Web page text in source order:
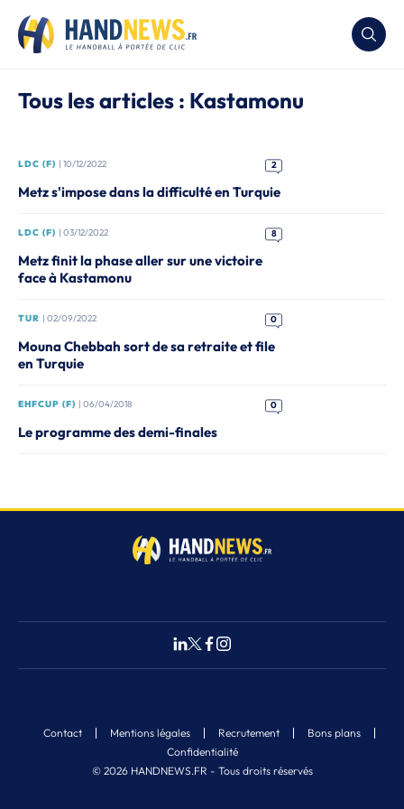
Tous les articles : Kastamonu
LDC (F) | 10/12/2022 2
Metz s'impose dans la difficulté en Turquie
LDC (F) | 03/12/2022 8
Metz finit la phase aller sur une victoire
face à Kastamonu
TUR | 02/09/2022 0
Mouna Chebbah sort de sa retraite et file
en Turquie
EHFCUP (F) | 06/04/2018 0
Le programme des demi-finales
© 2026 HANDNEWS.FR - Tous droits réservés
Contact Mentions légales Recrutement
Bons plans
Confidentialité